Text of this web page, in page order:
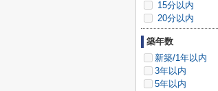
15分以内
20分以内
築年数
新築/1年以内
3年以内
5年以内